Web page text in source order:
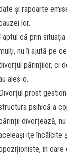
și rapoarte
lor.
Faptul că prin
nu îi ajută pe
părinților, ci
ales-o.
Divorțul prost
psihică a
divorțează,
ițe încâlcite
în care